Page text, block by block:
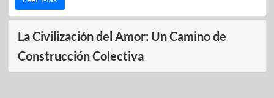
La Civilización del Amor: Un Camino de
Construcción Colectiva